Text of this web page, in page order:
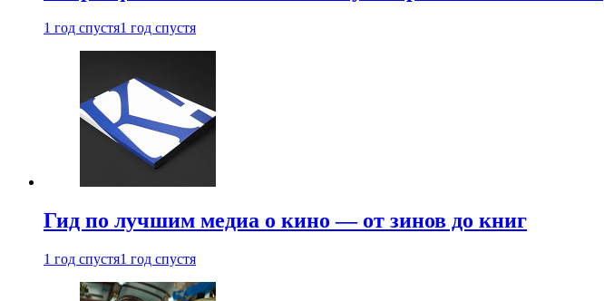
1 год спустя1 год спустя
Гид по лучшим медиа о кино — от зинов до книг
1 год спустя1 год спустя